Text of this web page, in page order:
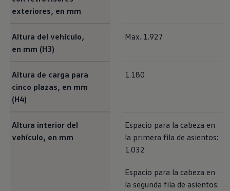
Volkswagen Long Drive
Ofertas posventa
Comunicados
Información sobre EA189
Accesorios Originales
Comunidad The Originals
La historia de las furgos Volkswagen
Consigue tu placa The Originals
Camper Tour
exteriores, en mm
Altura del vehículo,
en mm (H3)
Max. 1.927
Altura de carga para
cinco plazas, en mm
(H4)
1.180
Altura interior del
vehículo, en mm
Espacio para la cabeza en
la primera fila de asientos:
1.032
Espacio para la cabeza en
la segunda fila de asientos: